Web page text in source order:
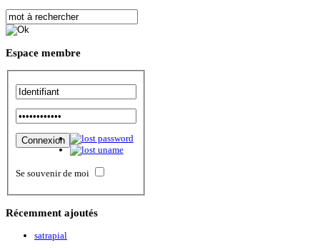
Espace membre
Se souvenir de moi
Récemment ajoutés
satrapial